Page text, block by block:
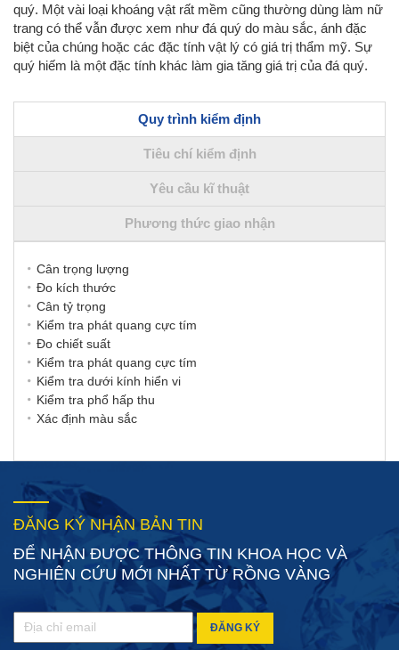
quý. Một vài loại khoáng vật rất mềm cũng thường dùng làm nữ
trang có thể vẫn được xem như đá quý do màu sắc, ánh đặc
biệt của chúng hoặc các đặc tính vật lý có giá trị thẩm mỹ. Sự
quý hiếm là một đặc tính khác làm gia tăng giá trị của đá quý.
Quy trình kiểm định
Tiêu chí kiểm định
Yêu cầu kĩ thuật
Phương thức giao nhận
Cân trọng lượng
Đo kích thước
Cân tỷ trọng
Kiểm tra phát quang cực tím
Đo chiết suất
Kiểm tra phát quang cực tím
Kiểm tra dưới kính hiển vi
Kiểm tra phổ hấp thu
Xác định màu sắc
ĐĂNG KÝ NHẬN BẢN TIN
ĐỂ NHẬN ĐƯỢC THÔNG TIN KHOA HỌC VÀ
NGHIÊN CỨU MỚI NHẤT TỪ RỒNG VÀNG
ĐĂNG KÝ